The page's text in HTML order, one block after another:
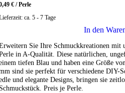
€ /Perle
ca. 5 - 7 Tage
In den
Sie Ihre Schmuckkreationen mit
in A-Qualität. Diese natürlichen,
tiefen Blau und haben eine Größe
sind sie perfekt für verschiedene DIY-
und elegante Designs, bringen sie
Preis je Perle.